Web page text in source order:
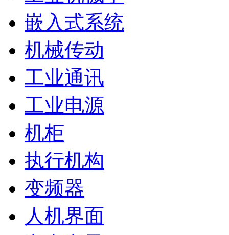
嵌入式系统
机械传动
工业通讯
工业电源
机柜
执行机构
变频器
人机界面